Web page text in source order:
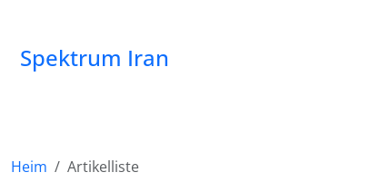
Spektrum Iran
Heim
Artikelliste